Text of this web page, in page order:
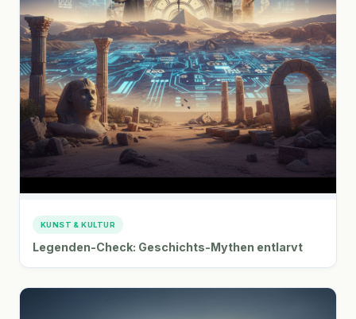
KUNST & KULTUR
Legenden-Check: Geschichts-Mythen entlarvt